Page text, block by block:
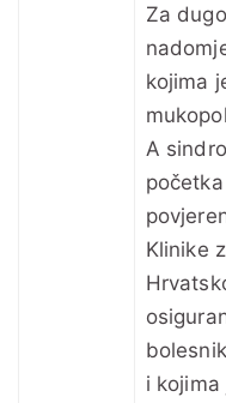
Za
kojima
A
Klinike
i